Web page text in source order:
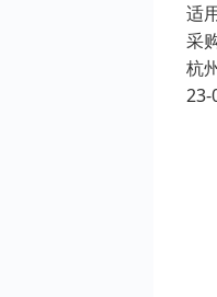
适
采
杭
23-